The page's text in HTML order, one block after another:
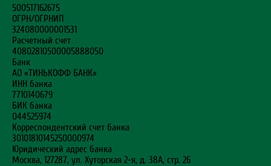
500517162675
ОГРН/ОГРНИП
324080000001531
Расчетный счет
40802810500005888050
Банк
АО «ТИНЬКОФФ БАНК»
ИНН банка
7710140679
БИК банка
044525974
Корреспондентский счет банка
30101810145250000974
Юридический адрес банка
Москва, 127287, ул. Хуторская 2-я, д. 38А, стр. 26